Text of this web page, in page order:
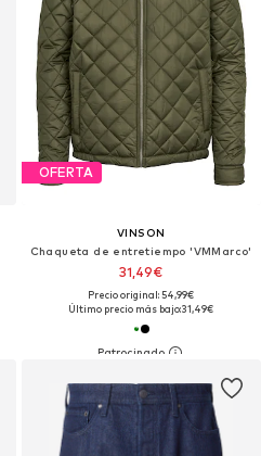
OFERTA
VINSON
Chaqueta de entretiempo 'VMMarco'
31,49€
Precio original: 54,99€
Último precio más bajo:31,49€